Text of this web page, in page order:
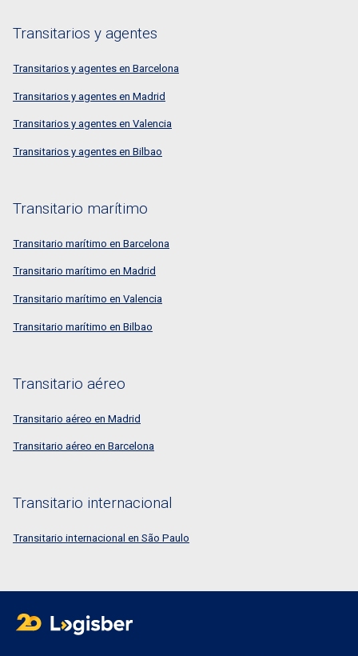
Transitarios y agentes
Transitarios y agentes en Barcelona
Transitarios y agentes en Madrid
Transitarios y agentes en Valencia
Transitarios y agentes en Bilbao
Transitario marítimo
Transitario marítimo en Barcelona
Transitario marítimo en Madrid
Transitario marítimo en Valencia
Transitario marítimo en Bilbao
Transitario aéreo
Transitario aéreo en Madrid
Transitario aéreo en Barcelona
Transitario internacional
Transitario internacional en São Paulo